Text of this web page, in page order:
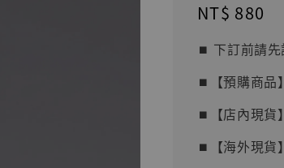
Regular
price
NT$ 880
⏹︎ 下訂前請先
⏹︎【預購商品
⏹︎【店內現貨
⏹︎【海外現貨